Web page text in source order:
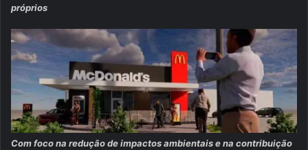
próprios
Com foco na redução de impactos ambientais e na contribuição